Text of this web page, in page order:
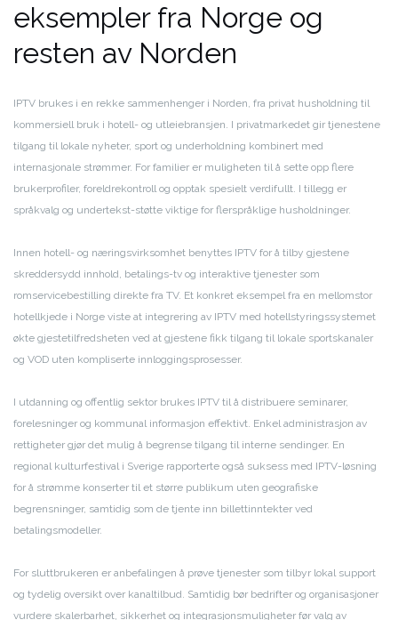
eksempler fra Norge og
resten av Norden
IPTV brukes i en rekke sammenhenger i Norden, fra privat husholdning til
kommersiell bruk i hotell- og utleiebransjen. I privatmarkedet gir tjenestene
tilgang til lokale nyheter, sport og underholdning kombinert med
internasjonale strømmer. For familier er muligheten til å sette opp flere
brukerprofiler, foreldrekontroll og opptak spesielt verdifullt. I tillegg er
språkvalg og undertekst-støtte viktige for flerspråklige husholdninger.
Innen hotell- og næringsvirksomhet benyttes IPTV for å tilby gjestene
skreddersydd innhold, betalings-tv og interaktive tjenester som
romservicebestilling direkte fra TV. Et konkret eksempel fra en mellomstor
hotellkjede i Norge viste at integrering av IPTV med hotellstyringssystemet
økte gjestetilfredsheten ved at gjestene fikk tilgang til lokale sportskanaler
og VOD uten kompliserte innloggingsprosesser.
I utdanning og offentlig sektor brukes IPTV til å distribuere seminarer,
forelesninger og kommunal informasjon effektivt. Enkel administrasjon av
rettigheter gjør det mulig å begrense tilgang til interne sendinger. En
regional kulturfestival i Sverige rapporterte også suksess med IPTV-løsning
for å strømme konserter til et større publikum uten geografiske
begrensninger, samtidig som de tjente inn billettinntekter ved
betalingsmodeller.
For sluttbrukeren er anbefalingen å prøve tjenester som tilbyr lokal support
og tydelig oversikt over kanaltilbud. Samtidig bør bedrifter og organisasjoner
vurdere skalerbarhet, sikkerhet og integrasjonsmuligheter før valg av